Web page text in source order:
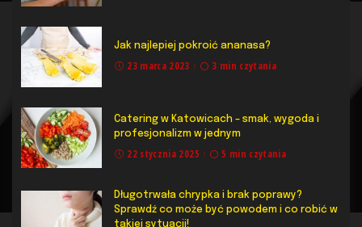
Jak najlepiej pokroić ananasa?
23 marca 2023 3 min czytania
Catering w Katowicach – smak, wygoda i
profesjonalizm w jednym
22 stycznia 2025 5 min czytania
Długotrwała chrypka i brak poprawy?
Sprawdź co może być powodem i co robić w
takiej sytuacji!